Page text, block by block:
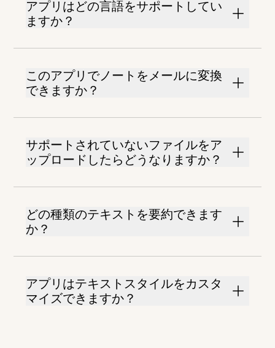
アプリはどの言語をサポートしてい
ますか？
このアプリでノートをメールに変換
できますか？
サポートされていないファイルをア
ップロードしたらどうなりますか？
どの種類のテキストを要約できます
か？
アプリはテキストスタイルをカスタ
マイズできますか？